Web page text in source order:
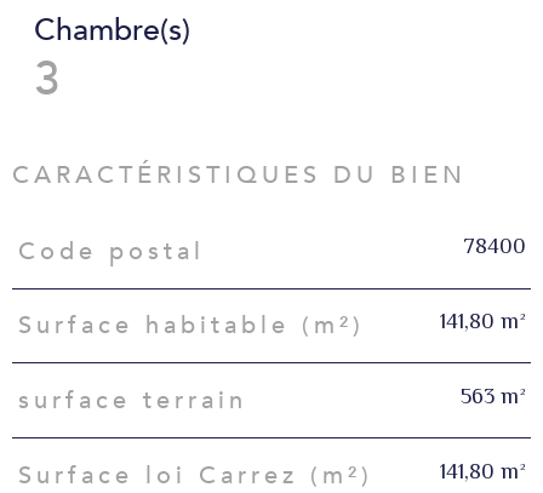
Chambre(s)
3
CARACTÉRISTIQUES DU BIEN
Caractéristiques Valeurs
Code postal 78400
Surface habitable (m²) 141,80 m²
surface terrain 563 m²
Surface loi Carrez (m²) 141,80 m²